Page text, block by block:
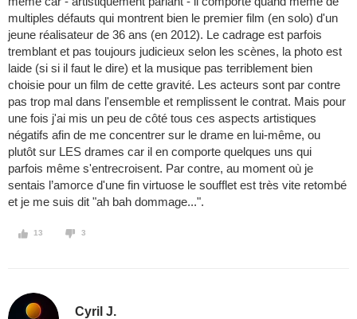
multiples défauts qui montrent bien le premier film (en solo) d'un
jeune réalisateur de 36 ans (en 2012). Le cadrage est parfois
tremblant et pas toujours judicieux selon les scènes, la photo est
laide (si si il faut le dire) et la musique pas terriblement bien
choisie pour un film de cette gravité. Les acteurs sont par contre
pas trop mal dans l'ensemble et remplissent le contrat. Mais pour
une fois j'ai mis un peu de côté tous ces aspects artistiques
négatifs afin de me concentrer sur le drame en lui-même, ou
plutôt sur LES drames car il en comporte quelques uns qui
parfois même s'entrecroisent. Par contre, au moment où je
sentais l’amorce d'une fin virtuose le soufflet est très vite retombé
et je me suis dit "ah bah dommage...".
13 3
Cyril J.